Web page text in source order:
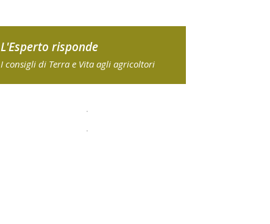
L'Esperto risponde
I consigli di Terra e Vita agli agricoltori